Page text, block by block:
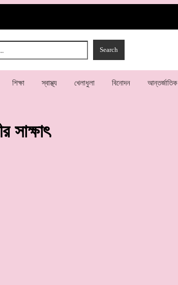
শিক্ষা স্বাস্থ্য খেলাধুলা বিনোদন আন্তর্জাতিক
সাক্ষাৎ